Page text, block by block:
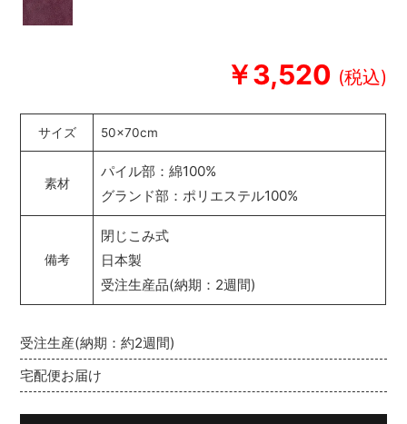
￥3,520
受注生産(納期：約2週間)
宅配便お届け
サイズ 50×70cm
素材
パイル部：綿100%
グランド部：ポリエステル100%
備考
閉じこみ式
日本製
受注生産品(納期：2週間)